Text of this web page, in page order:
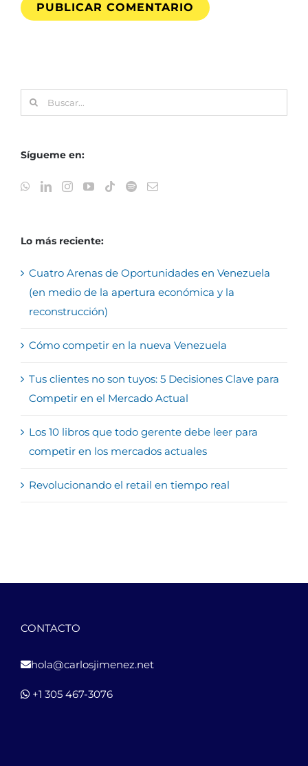
Buscar:
Sígueme en:
Lo más reciente:
Cuatro Arenas de Oportunidades en Venezuela
(en medio de la apertura económica y la
reconstrucción)
Cómo competir en la nueva Venezuela
Tus clientes no son tuyos: 5 Decisiones Clave para
Competir en el Mercado Actual
Los 10 libros que todo gerente debe leer para
competir en los mercados actuales
Revolucionando el retail en tiempo real
CONTACTO
hola@carlosjimenez.net
+1 305 467-3076